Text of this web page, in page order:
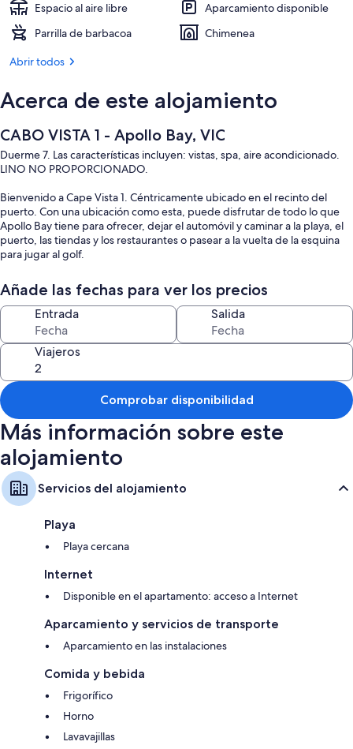
Espacio al aire libre
Aparcamiento disponible
Parrilla de barbacoa
Chimenea
Abrir todos
Acerca de este alojamiento
CABO VISTA 1 - Apollo Bay, VIC
Duerme 7. Las características incluyen: vistas, spa, aire acondicionado.
LINO NO PROPORCIONADO.
Bienvenido a Cape Vista 1. Céntricamente ubicado en el recinto del
puerto. Con una ubicación como esta, puede disfrutar de todo lo que
Apollo Bay tiene para ofrecer, dejar el automóvil y caminar a la playa, el
puerto, las tiendas y los restaurantes o pasear a la vuelta de la esquina
para jugar al golf.
Esta elegante casa unifamiliar consta de 2 niveles. Arriba, la cocina
abierta, el comedor y la sala de estar disfrutan de vistas a la playa de
Apollo Bays, ubicada a solo 60 metros de distancia. Junto con el
dormitorio principal y el baño, el nivel superior también cuenta con 2
terrazas, que incluyen un comedor al aire libre con barbacoa. En el nivel
inferior, otros 2 dormitorios, baño y lavandería ofrecen mucho espacio
para la familia. Un pequeño patio cerrado y garaje cerrado también
están disponibles para su uso.
LINO NO PROPORCIONADO - Orgullosamente traído a usted por
Great Ocean Road Holidays
Añade las fechas para ver los precios
Entrada Salida
Viajeros
Comprobar disponibilidad
Más información sobre este
alojamiento
Servicios del alojamiento
Playa
Playa cercana
Internet
Disponible en el apartamento: acceso a Internet
Aparcamiento y servicios de transporte
Aparcamiento en las instalaciones
Comida y bebida
Frigorífico
Horno
Lavavajillas